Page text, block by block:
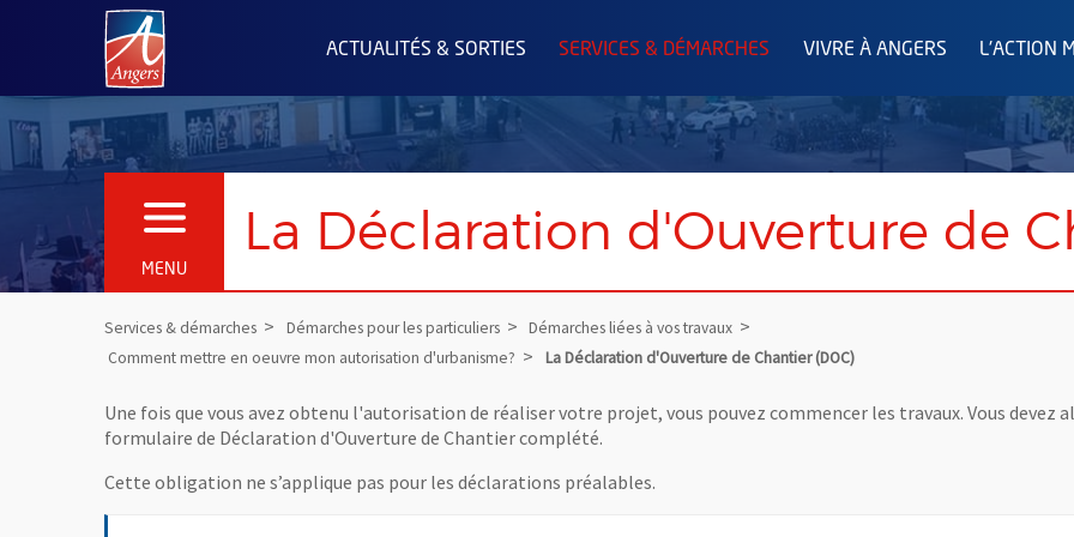
Angers.fr : Retour à l'accueil
ACTUALITÉS & SORTIES SERVICES & DÉMARCHES VIVRE À ANGERS L'ACTION
MENU
OUVRIR LE MENU La Déclaration d'Ouverture de
Services & démarches Démarches pour les particuliers
Démarches liées à vos travaux
Comment mettre en oeuvre mon autorisation d'urbanisme?
La Déclaration d'Ouverture de Chantier (DOC)
Une fois que vous avez obtenu l'autorisation de réaliser votre projet, vous pouvez commencer les travaux. Vous devez
formulaire de Déclaration d'Ouverture de Chantier complété.
Cette obligation ne s’applique pas pour les déclarations préalables.